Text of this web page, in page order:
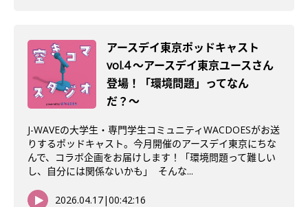
アースデイ東京ポッドキャスト
vol.4 〜アースデイ東京ユースさん
登場！「環境問題」ってなん
だ？〜
J-WAVEの大学生・専門学生コミュニティWACDOESがお送
りするポッドキャスト。今月開催のアースデイ東京にちな
んで、コラボ企画をお届けします！「環境問題って難しい
し、自分には関係ないかも」 そんな...
2026.04.17|00:42:16